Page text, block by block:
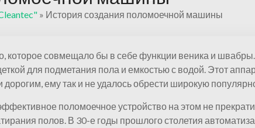
» История создания поломоечной машины
которое совмещало бы в себе функции веника и
для подметания пола и емкостью с водой. Этот
ему так и не удалось обрести широкую
поломоечное устройство на этом не
полов. В 30-е годы прошлого столетия